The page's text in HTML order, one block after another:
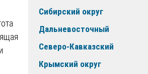
Сибирский округ
Дальневосточный
Северо-Кавказский
Крымский округ